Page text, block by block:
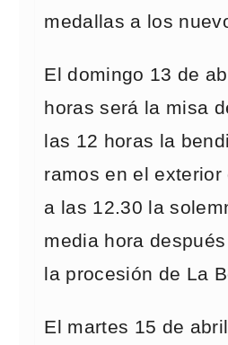
medallas a los
El domingo 13 de
horas será la misa
las 12 horas la
ramos en el
a las 12.30 la
media hora
la procesión de La
El martes 15 de